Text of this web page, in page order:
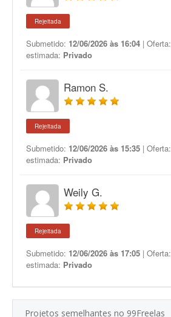
Rejeitada
Submetido: 12/06/2026 às 16:04 | Oferta:
estimada: Privado
Ramon S.
Rejeitada
Submetido: 12/06/2026 às 15:35 | Oferta:
estimada: Privado
Weily G.
Rejeitada
Submetido: 12/06/2026 às 17:05 | Oferta:
estimada: Privado
Projetos semelhantes no 99Freelas